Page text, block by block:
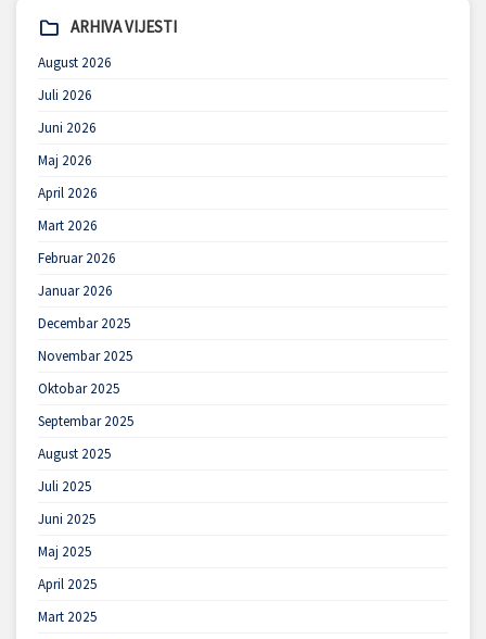
ARHIVA VIJESTI
August 2026
Juli 2026
Juni 2026
Maj 2026
April 2026
Mart 2026
Februar 2026
Januar 2026
Decembar 2025
Novembar 2025
Oktobar 2025
Septembar 2025
August 2025
Juli 2025
Juni 2025
Maj 2025
April 2025
Mart 2025